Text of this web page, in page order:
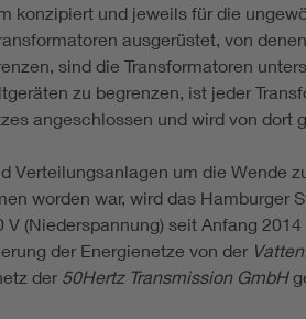
und jeweils für die
ausgerüstet, von
sind die Transformatoren
zu begrenzen, ist jeder
angeschlossen und wird von dort
Verteilungsanlagen um die Wende
worden war, wird das Hamburger
(Niederspannung) seit Anfang
der Energienetze von der
der 50Hertz Transmission GmbH